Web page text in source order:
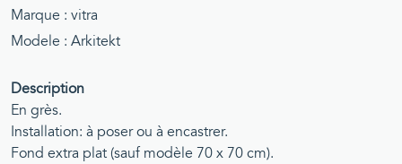
Marque : vitra
Modele : Arkitekt
Description
En grès.
Installation: à poser ou à encastrer.
Fond extra plat (sauf modèle 70 x 70 cm).